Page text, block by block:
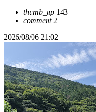
thumb_up 143
comment2
2026/08/06 21:02